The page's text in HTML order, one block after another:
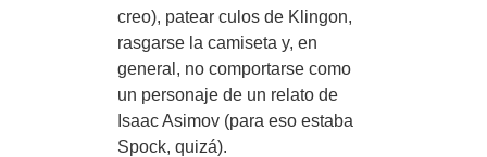
creo), patear culos de Klingon,
rasgarse la camiseta y, en
general, no comportarse como
un personaje de un relato de
Isaac Asimov (para eso estaba
Spock, quizá).